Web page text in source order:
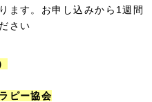
ます。お申し込みから1週間
さい
ピー協会